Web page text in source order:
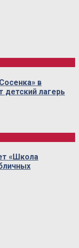
в
детский лагерь
«Школа